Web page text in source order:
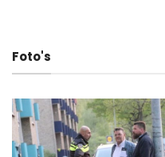
Foto's